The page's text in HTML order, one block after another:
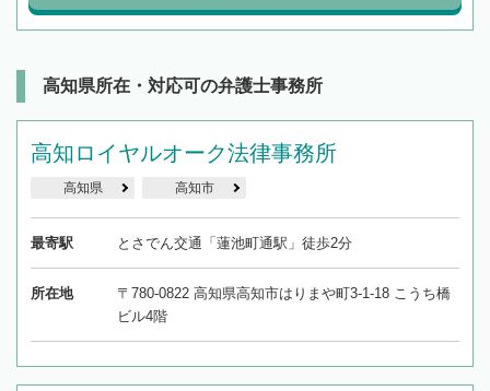
高知県所在・対応可の弁護士事務所
高知ロイヤルオーク法律事務所
高知県 高知市
最寄駅 とさでん交通「蓮池町通駅」徒歩2分
所在地
〒780-0822 高知県高知市はりまや町3-1-18 こうち橋
ビル4階